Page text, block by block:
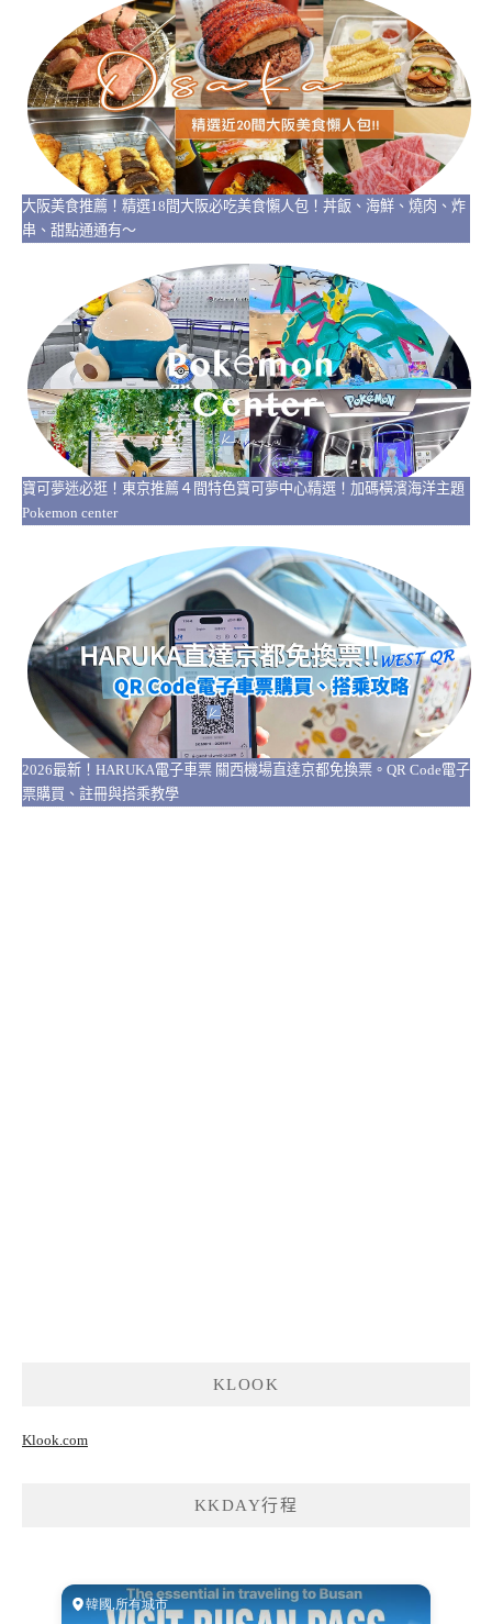
大阪美食推薦！精選18間大阪必吃美食懶人包！丼飯、海鮮、燒肉、炸
串、甜點通通有～
寶可夢迷必逛！東京推薦４間特色寶可夢中心精選！加碼橫濱海洋主題
Pokemon center
2026最新！HARUKA電子車票 關西機場直達京都免換票。QR Code電子
票購買、註冊與搭乘教學
KLOOK
Klook.com
KKDAY行程